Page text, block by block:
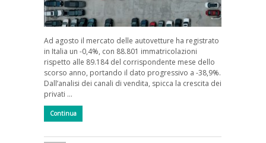
Ad agosto il mercato delle autovetture ha registrato
in Italia un -0,4%, con 88.801 immatricolazioni
rispetto alle 89.184 del corrispondente mese dello
scorso anno, portando il dato progressivo a -38,9%.
Dall’analisi dei canali di vendita, spicca la crescita dei
privati …
Continua